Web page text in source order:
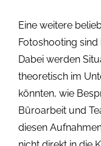
Eine weitere
Fotoshooting sind
Dabei werden
theoretisch im
könnten, wie
Büroarbeit und
diesen